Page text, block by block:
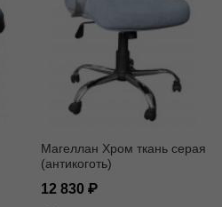
Магеллан Хром ткань серая
(антикоготь)
12 830